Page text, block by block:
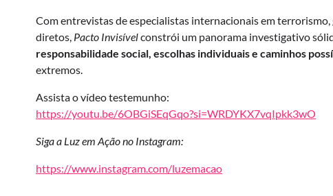
Com entrevistas de especialistas internacionais em
diretos, Pacto Invisívelconstrói um panorama investigativo
responsabilidade social, escolhas individuais e caminhos
extremos.
Assista o vídeo testemunho:
https://youtu.be/6OBGiSEqGqo?si=WRDYKX7vqIpkk3wO
Siga a Luz em Ação no Instagram:
https://www.instagram.com/luzemacao